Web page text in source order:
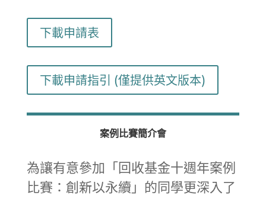
下載申請表
下載申請指引 (僅提供英文版本)
案例比賽簡介會
為讓有意參加「回收基金十週年案例
比賽：創新以永續」的同學更深入了